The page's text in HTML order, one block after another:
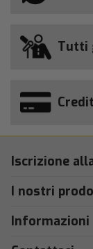
Tutti
Iscrizione
I nostri
Informazioni